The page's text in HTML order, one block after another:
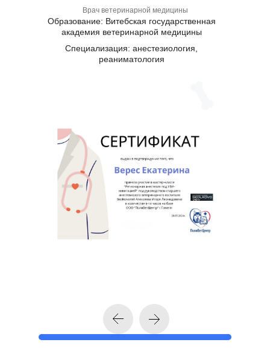
Специализация: анестезиология,
реаниматология
Образование: Витебская государственная
академия ветеринарной медицины
Врач ветеринарной медицины